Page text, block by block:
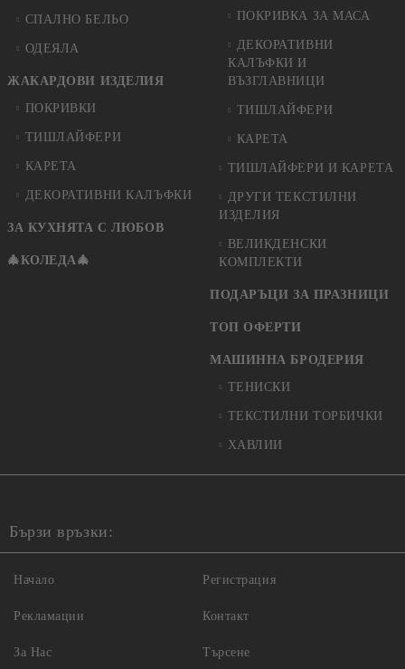
СПАЛНО БЕЛЬО
ОДЕЯЛА
ЖАКАРДОВИ ИЗДЕЛИЯ
ПОКРИВКИ
ТИШЛАЙФЕРИ
КАРЕТА
ДЕКОРАТИВНИ КАЛЪФКИ
ЗА КУХНЯТА С ЛЮБОВ
🎄КОЛЕДА🎄
ПОКРИВКА ЗА МАСА
ДЕКОРАТИВНИ
КАЛЪФКИ И
ВЪЗГЛАВНИЦИ
ТИШЛАЙФЕРИ
КАРЕТА
ТИШЛАЙФЕРИ И КАРЕТА
ДРУГИ ТЕКСТИЛНИ
ИЗДЕЛИЯ
ВЕЛИКДЕНСКИ
КОМПЛЕКТИ
ПОДАРЪЦИ ЗА ПРАЗНИЦИ
ТОП ОФЕРТИ
МАШИННА БРОДЕРИЯ
ТЕНИСКИ
ТЕКСТИЛНИ ТОРБИЧКИ
ХАВЛИИ
Бързи връзки:
Начало
Рекламации
За Нас
Регистрация
Контакт
Търсене